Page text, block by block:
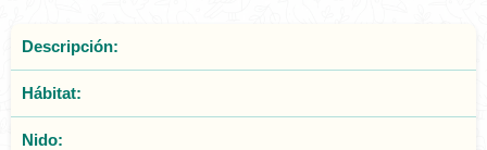
Descripción:
Hábitat:
Nido: